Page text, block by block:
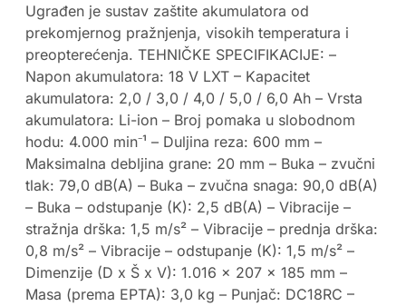
Ugrađen je sustav zaštite akumulatora od
prekomjernog pražnjenja, visokih temperatura i
preopterećenja. TEHNIČKE SPECIFIKACIJE: –
Napon akumulatora: 18 V LXT – Kapacitet
akumulatora: 2,0 / 3,0 / 4,0 / 5,0 / 6,0 Ah – Vrsta
akumulatora: Li-ion – Broj pomaka u slobodnom
hodu: 4.000 min⁻¹ – Duljina reza: 600 mm –
Maksimalna debljina grane: 20 mm – Buka – zvučni
tlak: 79,0 dB(A) – Buka – zvučna snaga: 90,0 dB(A)
– Buka – odstupanje (K): 2,5 dB(A) – Vibracije –
stražnja drška: 1,5 m/s² – Vibracije – prednja drška:
0,8 m/s² – Vibracije – odstupanje (K): 1,5 m/s² –
Dimenzije (D x Š x V): 1.016 x 207 x 185 mm –
Masa (prema EPTA): 3,0 kg – Punjač: DC18RC –